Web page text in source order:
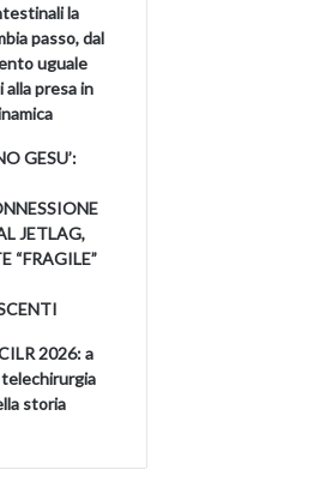
la
passo, dal
uguale
presa in
GESU’:
JETLAG,
“FRAGILE”
2026: a
telechirurgia
storia